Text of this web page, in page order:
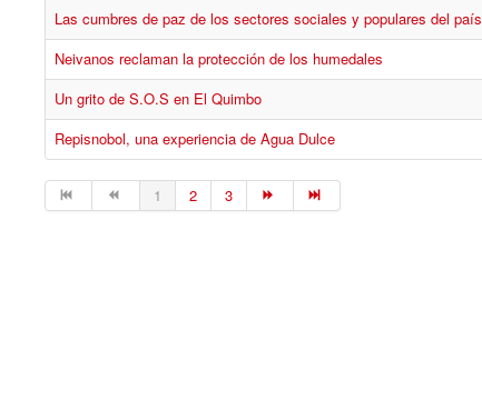
Las cumbres de paz de los sectores sociales y populares del país
Neivanos reclaman la protección de los humedales
Un grito de S.O.S en El Quimbo
Repisnobol, una experiencia de Agua Dulce
1 2 3